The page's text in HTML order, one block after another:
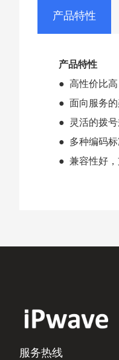
产品特性
产品特性
● 高性价比高
● 面向服务
●
灵活的拨
● 多种编码
● 兼容性好
服务热线